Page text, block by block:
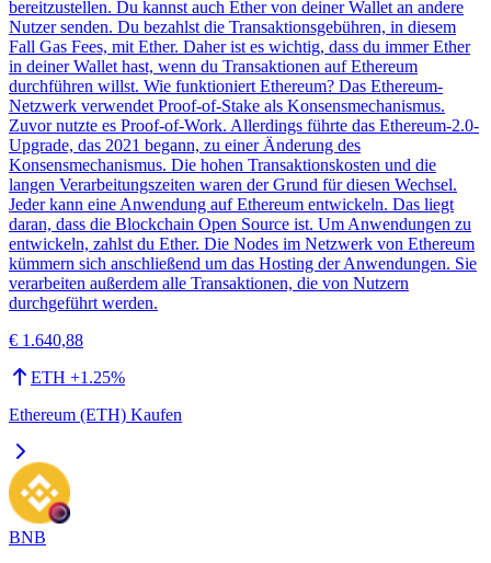
bereitzustellen. Du kannst auch Ether von deiner Wallet an andere
Nutzer senden. Du bezahlst die Transaktionsgebühren, in diesem
Fall Gas Fees, mit Ether. Daher ist es wichtig, dass du immer Ether
in deiner Wallet hast, wenn du Transaktionen auf Ethereum
durchführen willst. Wie funktioniert Ethereum? Das Ethereum-
Netzwerk verwendet Proof-of-Stake als Konsensmechanismus.
Zuvor nutzte es Proof-of-Work. Allerdings führte das Ethereum-2.0-
Upgrade, das 2021 begann, zu einer Änderung des
Konsensmechanismus. Die hohen Transaktionskosten und die
langen Verarbeitungszeiten waren der Grund für diesen Wechsel.
Jeder kann eine Anwendung auf Ethereum entwickeln. Das liegt
daran, dass die Blockchain Open Source ist. Um Anwendungen zu
entwickeln, zahlst du Ether. Die Nodes im Netzwerk von Ethereum
kümmern sich anschließend um das Hosting der Anwendungen. Sie
verarbeiten außerdem alle Transaktionen, die von Nutzern
durchgeführt werden.
€ 1.640,88
ETH +1.25%
Ethereum (ETH) Kaufen
BNB